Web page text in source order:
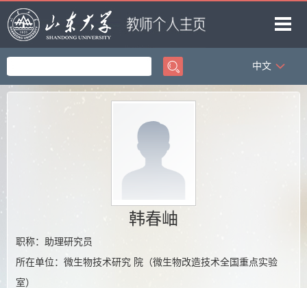
首页
教师博客
中文
韩春岫
职称：助理研究员
所在单位：微生物技术研究 院（微生物改造技术全国重点实验
室）